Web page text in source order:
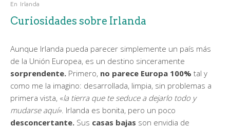
En Irlanda
Curiosidades sobre Irlanda
Aunque Irlanda pueda parecer simplemente un país más
de la Unión Europea, es un destino sinceramente
sorprendente. Primero, no parece Europa 100% tal y
como me la imagino: desarrollada, limpia, sin problemas a
primera vista, «la tierra que te seduce a dejarlo todo y
mudarse aquí». Irlanda es bonita, pero un poco
desconcertante. Sus casas bajas son envidia de